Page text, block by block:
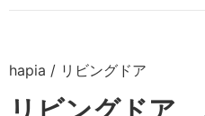
hapia / リビングドア